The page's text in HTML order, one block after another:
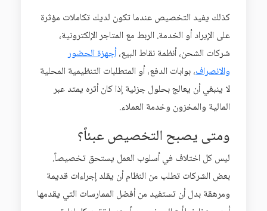
كذلك يفيد التخصيص عندما تكون لديك تكاملات مؤثرة
على الإيراد أو الخدمة. الربط مع المتاجر الإلكترونية،
شركات الشحن، أنظمة نقاط البيع،أجهزة الحضور
والانصراف، بوابات الدفع، أو المتطلبات التنظيمية المحلية
لا ينبغي أن يعالج بحلول جزئية إذا كان أثره يمتد عبر
المالية والمخزون وخدمة العملاء.
ومتى يصبح التخصيص عبئاً؟
ليس كل اختلاف في أسلوب العمل يستحق تخصيصاً.
بعض الشركات تطلب من النظام أن يقلد إجراءات قديمة
ومرهقة بدل أن تستفيد من أفضل الممارسات التي يقدمها